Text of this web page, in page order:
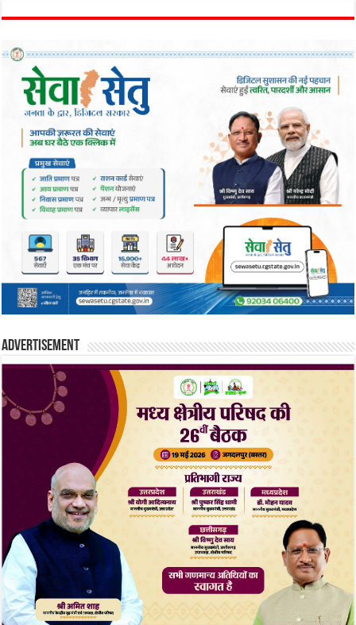
Advertisement